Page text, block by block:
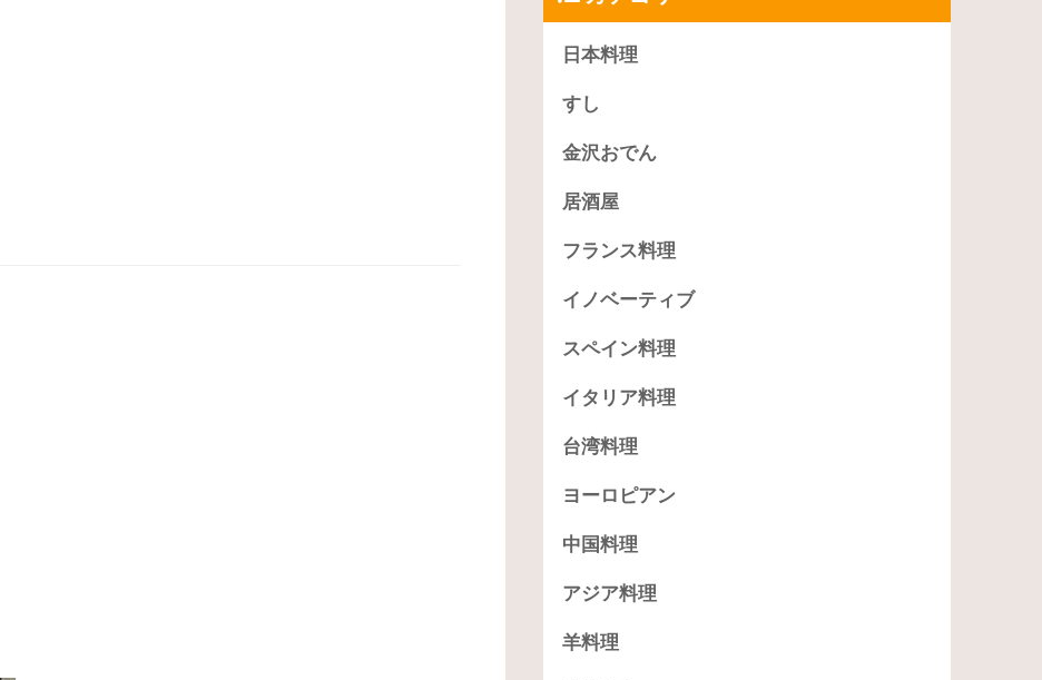
日本料理
すし
金沢おでん
居酒屋
フランス料理
イノベーティブ
スペイン料理
イタリア料理
台湾料理
ヨーロピアン
中国料理
アジア料理
羊料理